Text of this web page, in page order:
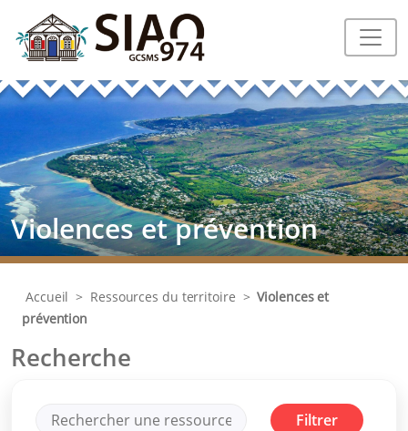
Violences et prévention
Accueil > Ressources du territoire > Violences et
prévention
Recherche